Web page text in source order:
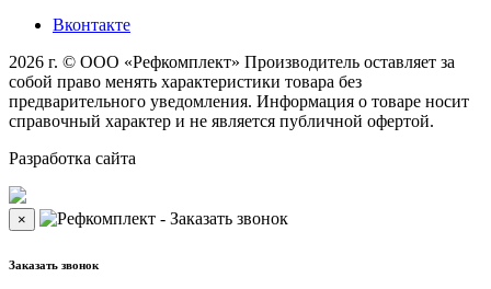
Вконтакте
2026 г. © ООО «Рефкомплект» Производитель оставляет за
собой право менять характеристики товара без
предварительного уведомления. Информация о товаре носит
справочный характер и не является публичной офертой.
Разработка сайта
×
Заказать звонок